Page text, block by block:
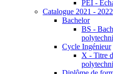
PEI -
Catalogue 2021 - 2022
Bachelor
BS -
Cycle Ingénieur
X - Titre